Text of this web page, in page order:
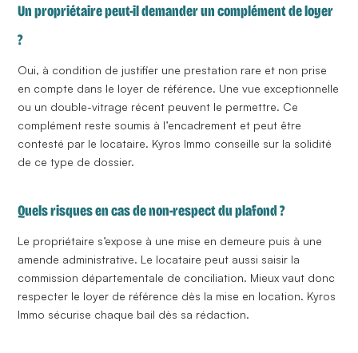
Un propriétaire peut-il demander un complément de loyer
?
Oui, à condition de justifier une prestation rare et non prise
en compte dans le loyer de référence. Une vue exceptionnelle
ou un double-vitrage récent peuvent le permettre. Ce
complément reste soumis à l’encadrement et peut être
contesté par le locataire. Kyros Immo conseille sur la solidité
de ce type de dossier.
Quels risques en cas de non-respect du plafond ?
Le propriétaire s’expose à une mise en demeure puis à une
amende administrative. Le locataire peut aussi saisir la
commission départementale de conciliation. Mieux vaut donc
respecter le loyer de référence dès la mise en location. Kyros
Immo sécurise chaque bail dès sa rédaction.